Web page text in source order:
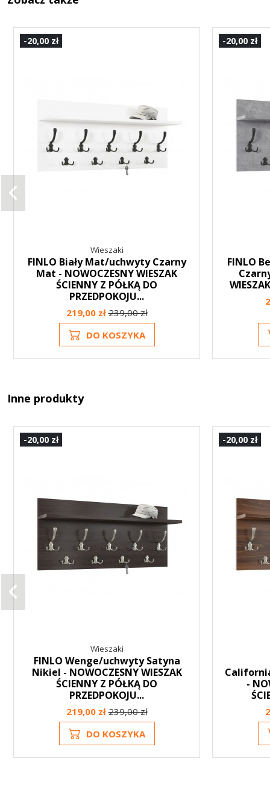
-20,00 zł
Wieszaki
FINLO Biały Mat/uchwyty Czarny
Mat - NOWOCZESNY WIESZAK
ŚCIENNY Z PÓŁKĄ DO
PRZEDPOKOJU...
219,00 zł239,00 zł
DO KOSZYKA
-20,00 zł
FINLO
Inne produkty
-20,00 zł
Wieszaki
FINLO Wenge/uchwyty Satyna
Nikiel - NOWOCZESNY WIESZAK
ŚCIENNY Z PÓŁKĄ DO
PRZEDPOKOJU...
219,00 zł239,00 zł
DO KOSZYKA
-20,00 zł
-